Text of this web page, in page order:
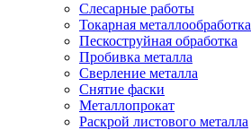
Слесарные работы
Токарная металлообработка
Пескоструйная обработка
Пробивка металла
Сверление металла
Снятие фаски
Металлопрокат
Раскрой листового металла